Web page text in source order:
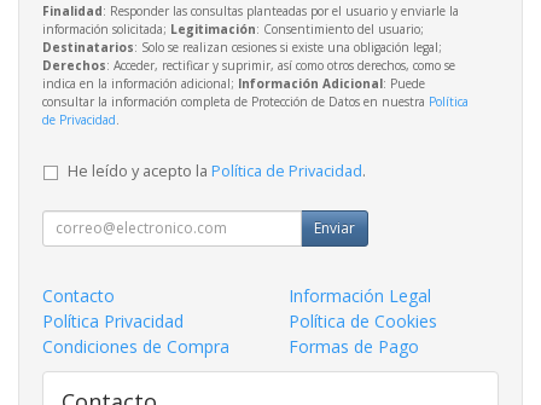
Finalidad: Responder las consultas planteadas por el usuario y enviarle la
información solicitada; Legitimación: Consentimiento del usuario;
Destinatarios: Solo se realizan cesiones si existe una obligación legal;
Derechos: Acceder, rectificar y suprimir, así como otros derechos, como se
indica en la información adicional; Información Adicional: Puede
consultar la información completa de Protección de Datos en nuestra Política
de Privacidad
He leído y acepto la Política de Privacidad.
Enviar
Contacto
Información Legal
Política Privacidad
Política de Cookies
Condiciones de Compra
Formas de Pago